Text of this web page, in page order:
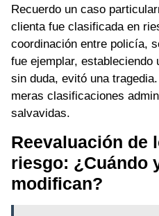
Recuerdo un caso
clienta fue clasificada en
coordinación entre policía,
fue ejemplar, estableciendo
sin duda, evitó una
meras clasificaciones
salvavidas.
Reevaluación de
riesgo: ¿Cuándo
modifican?